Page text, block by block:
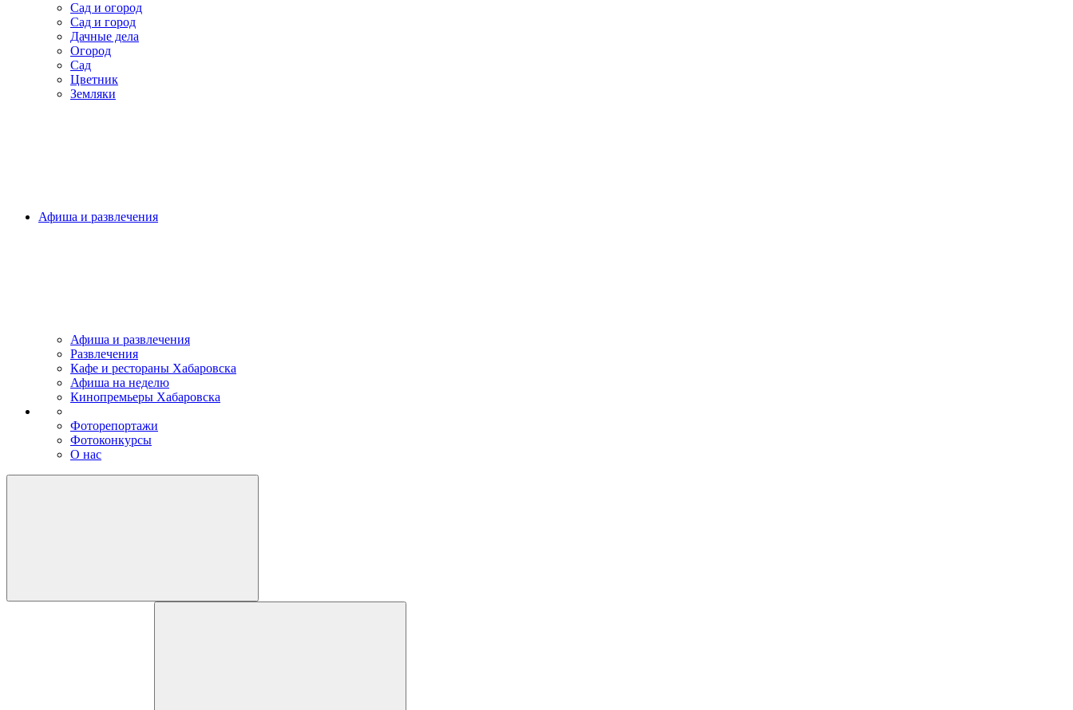
Сад и огород
Сад и город
Дачные дела
Огород
Сад
Цветник
Земляки
Афиша и развлечения
Афиша и развлечения
Развлечения
Кафе и рестораны Хабаровска
Афиша на неделю
Кинопремьеры Хабаровска
Фоторепортажи
Фотоконкурсы
О нас